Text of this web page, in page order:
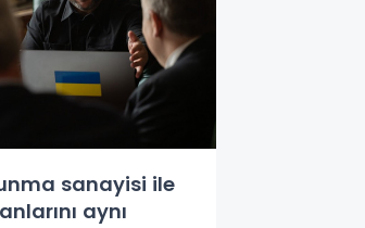
sanayisi ile
aynı